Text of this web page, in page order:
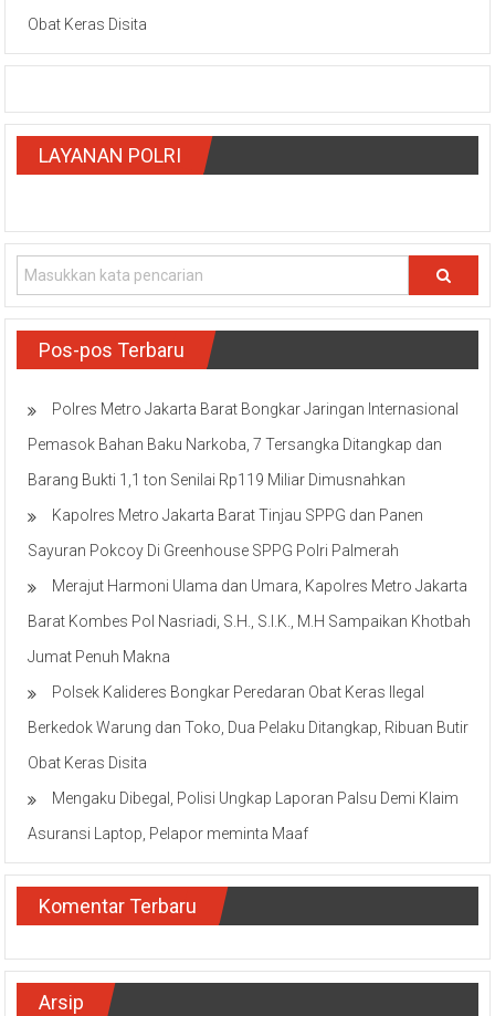
Obat Keras Disita
LAYANAN POLRI
Pos-pos Terbaru
Polres Metro Jakarta Barat Bongkar Jaringan Internasional
Pemasok Bahan Baku Narkoba, 7 Tersangka Ditangkap dan
Barang Bukti 1,1 ton Senilai Rp119 Miliar Dimusnahkan
Kapolres Metro Jakarta Barat Tinjau SPPG dan Panen
Sayuran Pokcoy Di Greenhouse SPPG Polri Palmerah
Merajut Harmoni Ulama dan Umara, Kapolres Metro Jakarta
Barat Kombes Pol Nasriadi, S.H., S.I.K., M.H Sampaikan Khotbah
Jumat Penuh Makna
Polsek Kalideres Bongkar Peredaran Obat Keras Ilegal
Berkedok Warung dan Toko, Dua Pelaku Ditangkap, Ribuan Butir
Obat Keras Disita
Mengaku Dibegal, Polisi Ungkap Laporan Palsu Demi Klaim
Asuransi Laptop, Pelapor meminta Maaf
Komentar Terbaru
Arsip